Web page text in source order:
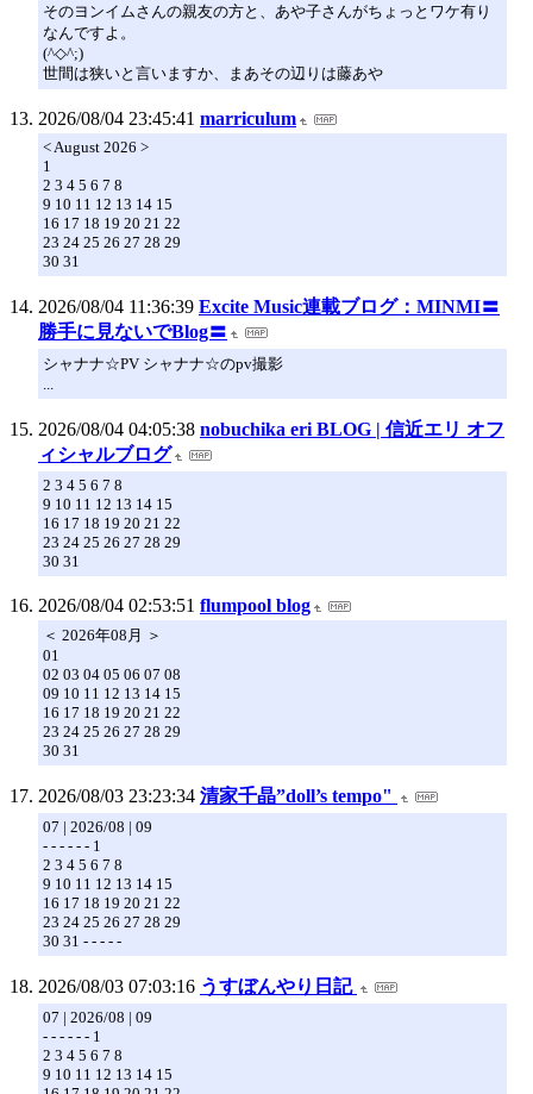
そのヨンイムさんの親友の方と、あや子さんがちょっとワケ有り
なんですよ。
(^◇^;)
世間は狭いと言いますか、まあその辺りは藤あや
2026/08/04 23:45:41 marriculum
< August 2026 >
1
2 3 4 5 6 7 8
9 10 11 12 13 14 15
16 17 18 19 20 21 22
23 24 25 26 27 28 29
30 31
2026/08/04 11:36:39 Excite Music連載ブログ：MINMI〓
勝手に見ないでBlog〓
シャナナ☆PV シャナナ☆のpv撮影
2026/08/04 04:05:38 nobuchika eri BLOG | 信近エリ オフ
ィシャルブログ
2 3 4 5 6 7 8
9 10 11 12 13 14 15
16 17 18 19 20 21 22
23 24 25 26 27 28 29
30 31
2026/08/04 02:53:51 flumpool blog
＜ 2026年08月 ＞
01
02 03 04 05 06 07 08
09 10 11 12 13 14 15
16 17 18 19 20 21 22
23 24 25 26 27 28 29
30 31
2026/08/03 23:23:34 清家千晶”doll’s tempo"
07 | 2026/08 | 09
- - - - - - 1
2 3 4 5 6 7 8
9 10 11 12 13 14 15
16 17 18 19 20 21 22
23 24 25 26 27 28 29
30 31 - - - - -
2026/08/03 07:03:16 うすぼんやり日記
07 | 2026/08 | 09
- - - - - - 1
2 3 4 5 6 7 8
9 10 11 12 13 14 15